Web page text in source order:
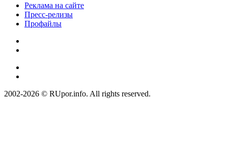
Реклама на сайте
Пресс-релизы
Профайлы
2002-2026 © RUpor.info. All rights reserved.